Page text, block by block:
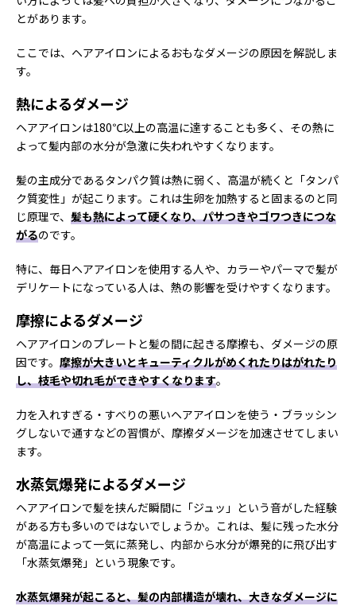
とがあります。
ここでは、ヘアアイロンによるおもなダメージの原因を解説しま
す。
熱によるダメージ
ヘアアイロンは180℃以上の高温に達することも多く、その熱に
よって髪内部の水分が急激に失われやすくなります。
髪の主成分であるタンパク質は熱に弱く、高温が続くと「タンパ
ク質変性」が起こります。これは生卵を加熱すると固まるのと同
じ原理で、 髪も熱によって硬くなり、パサつきやゴワつきにつな
がるのです。
特に、毎日ヘアアイロンを使用する人や、カラーやパーマで髪が
デリケートになっている人は、熱の影響を受けやすくなります。
摩擦によるダメージ
ヘアアイロンのプレートと髪の間に起きる摩擦も、ダメージの原
因です。 摩擦が大きいとキューティクルがめくれたりはがれたり
し、枝毛や切れ毛ができやすくなります。
力を入れすぎる・すべりの悪いヘアアイロンを使う・ブラッシン
グしないで通すなどの習慣が、摩擦ダメージを加速させてしまい
ます。
水蒸気爆発によるダメージ
ヘアアイロンで髪を挟んだ瞬間に「ジュッ」という音がした経験
がある方も多いのではないでしょうか。これは、髪に残った水分
が高温によって一気に蒸発し、内部から水分が爆発的に飛び出す
「水蒸気爆発」という現象です。
水蒸気爆発が起こると、髪の内部構造が壊れ、大きなダメージに